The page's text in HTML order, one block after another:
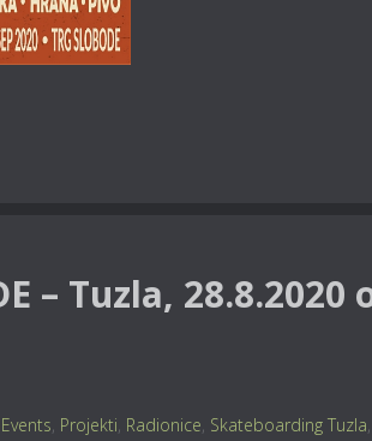
– Tuzla, 28.8.2020
Events, Projekti, Radionice, Skateboarding Tuzla,